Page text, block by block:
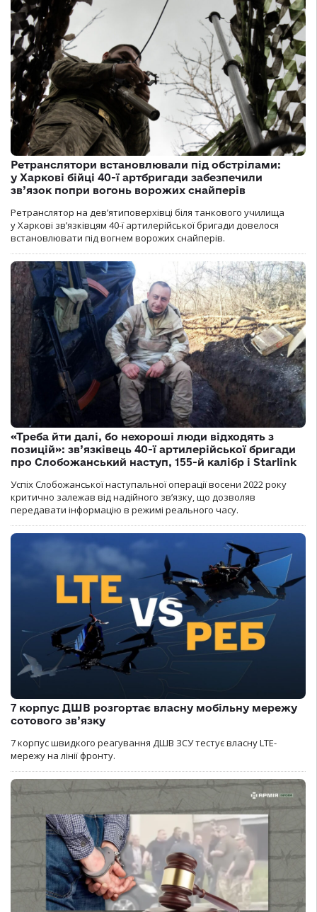
Ретранслятори встановлювали під обстрілами:
у Харкові бійці 40-ї артбригади забезпечили
зв’язок попри вогонь ворожих снайперів
Ретранслятор на дев’ятиповерхівці біля танкового училища
у Харкові зв’язківцям 40-ї артилерійської бригади довелося
встановлювати під вогнем ворожих снайперів.
«Треба йти далі, бо нехороші люди відходять з
позицій»: зв’язківець 40-ї артилерійської бригади
про Слобожанський наступ, 155-й калібр і Starlink
Успіх Слобожанської наступальної операції восени 2022 року
критично залежав від надійного зв’язку, що дозволяв
передавати інформацію в режимі реального часу.
7 корпус ДШВ розгортає власну мобільну мережу
сотового зв’язку
7 корпус швидкого реагування ДШВ ЗСУ тестує власну LTE-
мережу на лінії фронту.